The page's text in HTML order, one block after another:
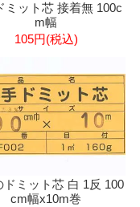
ミット芯 接着無 100c
m幅
105円(税込)
ドミット芯 白 1反 100
cm幅x10m巻